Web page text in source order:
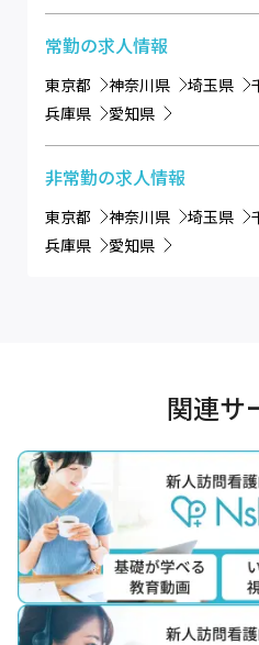
常勤の求人情報
東京都 神奈川県 埼玉県
兵庫県
愛知県
非常勤の求人情報
東京都 神奈川県 埼玉県
兵庫県
愛知県
関連サ